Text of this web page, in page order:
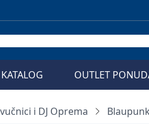
KATALOG OUTLET
i DJ Oprema